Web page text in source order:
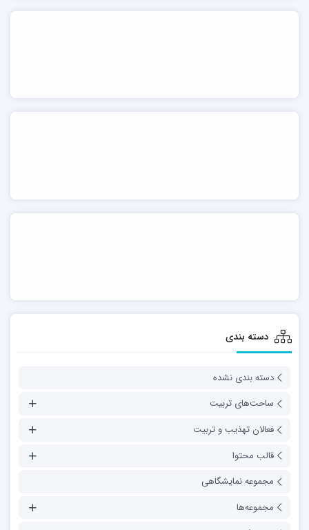
دسته بندی
دسته بندی نشده
ساحت‌های تربیت
فعالان تهذیب و تربیت
قالب محتوا
مجموعه نمایشگاهی
مجموعه‌ها